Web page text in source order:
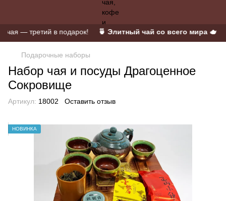
— третий в подарок! 🍵 Элитный чай со всего мира 🫖
Подарочные наборы
Набор чая и посуды Драгоценное
Сокровище
Артикул: 18002 Оставить отзыв
НОВИНКА